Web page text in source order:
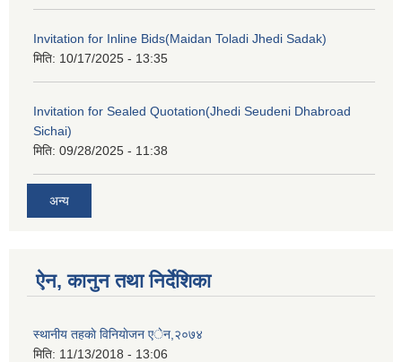
Invitation for Inline Bids(Maidan Toladi Jhedi Sadak)
मिति: 10/17/2025 - 13:35
Invitation for Sealed Quotation(Jhedi Seudeni Dhabroad
Sichai)
मिति: 09/28/2025 - 11:38
अन्य
ऐन, कानुन तथा निर्देशिका
स्थानीय तहकाे विनियाेजन एेन,२०७४
मिति: 11/13/2018 - 13:06